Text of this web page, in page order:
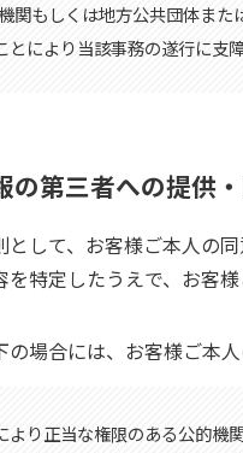
関もしくは地方公共団体ま
とにより当該事務の遂行に支
の第三者への提供
として、お客様ご本人の
を特定したうえで、お客
の場合には、お客様ご本
より正当な権限のある公的機